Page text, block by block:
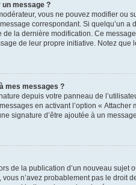
message ?
vous ne pouvez modifier
correspondant. Si quelqu’un a
de la dernière modification. Ce
de leur propre initiative. Notez
mes messages ?
depuis votre panneau de
en activant l’option «
signature d’être ajoutée à un
de la publication d’un nouveau
n’avez probablement pas le